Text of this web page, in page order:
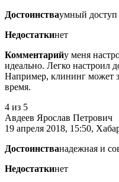
Достоинстваумный доступ
Недостаткинет
Комментарийу меня
идеально. Легко настроил
Например, клининг может
время.
4 из 5
Авдеев Ярослав Петрович
19 апреля 2018, 15:50,
Достоинстванадежная и
Недостаткинет